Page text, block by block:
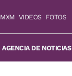
MXM VIDEOS FOTOS
AGENCIA DE NOTICIAS